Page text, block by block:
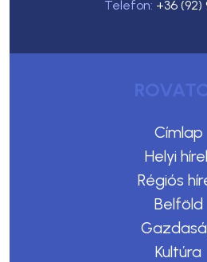
Telefon: +36 (92)
Címlap
Helyi
Régiós
Belföld
Kultúra